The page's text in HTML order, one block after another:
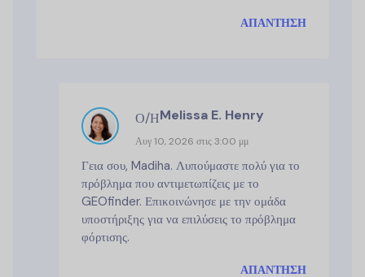
ΑΠΆΝΤΗΣΗ
Ο/ΗMelissa E. Henry
Αυγ 10, 2026 στις 3:00 μμ
Γεια σου, Madiha. Λυπούμαστε πολύ για το
πρόβλημα που αντιμετωπίζεις με το
GEOfinder. Επικοινώνησε με την ομάδα
υποστήριξης για να επιλύσεις το πρόβλημα
φόρτισης.
ΑΠΆΝΤΗΣΗ